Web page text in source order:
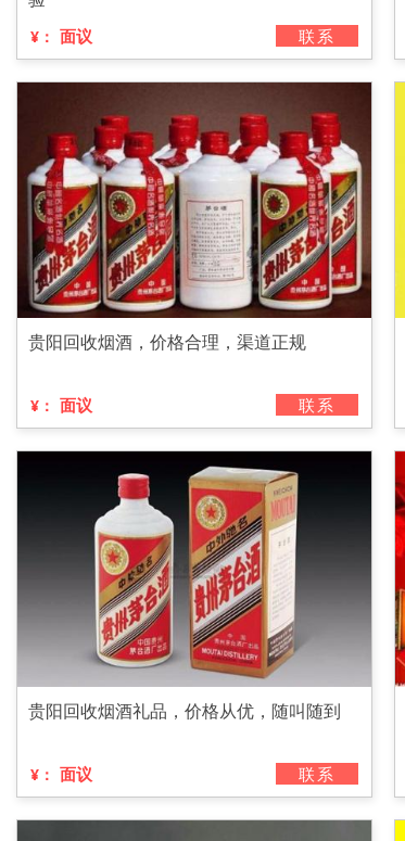
¥： 面议 联系
贵阳回收烟酒，价格合理，渠道正规
¥： 面议 联系
贵阳回收烟酒礼品，价格从优，随叫随到
¥： 面议 联系